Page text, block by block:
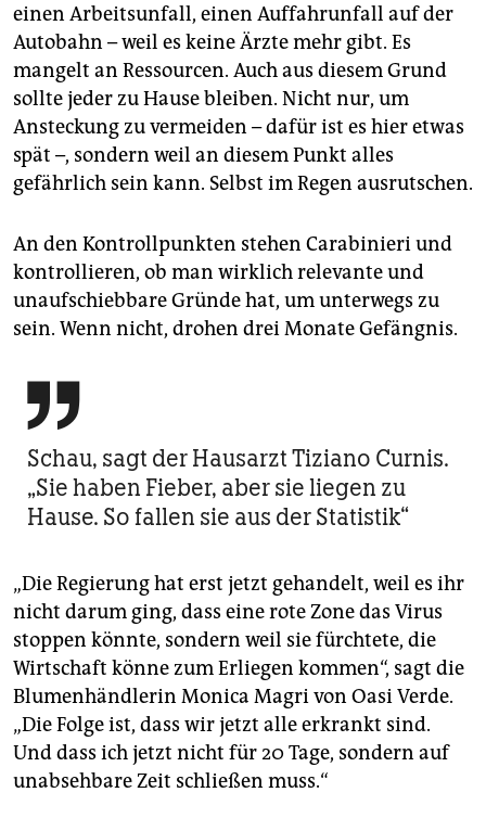
einen Arbeitsunfall, einen Auffahrunfall auf der
Autobahn – weil es keine Ärzte mehr gibt. Es
mangelt an Ressourcen. Auch aus diesem Grund
sollte jeder zu Hause bleiben. Nicht nur, um
Ansteckung zu vermeiden – dafür ist es hier etwas
spät –, sondern weil an diesem Punkt alles
gefährlich sein kann. Selbst im Regen ausrutschen.
An den Kontrollpunkten stehen Carabinieri und
kontrollieren, ob man wirklich relevante und
unaufschiebbare Gründe hat, um unterwegs zu
sein. Wenn nicht, drohen drei Monate Gefängnis.

Schau, sagt der Hausarzt Tiziano Curnis.
„Sie haben Fieber, aber sie liegen zu
Hause. So fallen sie aus der Statistik“
„Die Regierung hat erst jetzt gehandelt, weil es ihr
nicht darum ging, dass eine rote Zone das Virus
stoppen könnte, sondern weil sie fürchtete, die
Wirtschaft könne zum Erliegen ­kommen“, sagt die
Blumenhändlerin Monica Magri von Oasi Verde.
„Die Folge ist, dass wir jetzt alle erkrankt sind.
Und dass ich jetzt nicht für 20 Tage, sondern auf
unabsehbare Zeit schließen muss.“